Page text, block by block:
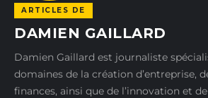
ARTICLES DE
DAMIEN GAILLARD
Damien Gaillard est journaliste
domaines de la création d’entreprise,
finances, ainsi que de l’innovation et